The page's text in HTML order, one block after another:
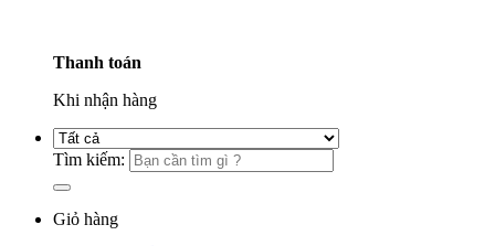
Thanh toán
Khi nhận hàng
Tìm kiếm:
Giỏ hàng